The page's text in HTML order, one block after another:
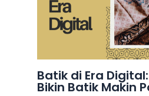
Batik di Era
Bikin Batik Makin